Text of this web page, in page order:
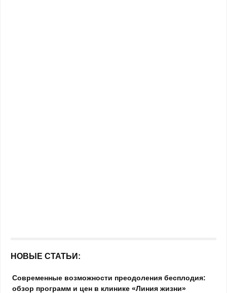
НОВЫЕ СТАТЬИ:
Современные возможности преодоления бесплодия:
обзор программ и цен в клинике «Линия жизни»